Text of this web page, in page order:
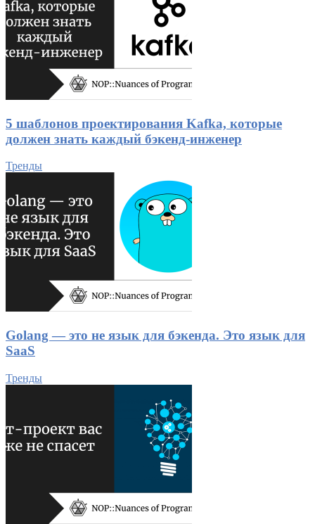
5 шаблонов проектирования Kafka, которые
должен знать каждый бэкенд-инженер
Тренды
Golang — это не язык для бэкенда. Это язык для
SaaS
Тренды